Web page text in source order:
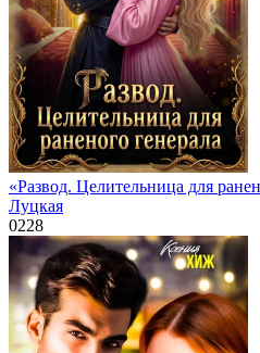
«Развод. Целительница для
Луцкая
0228